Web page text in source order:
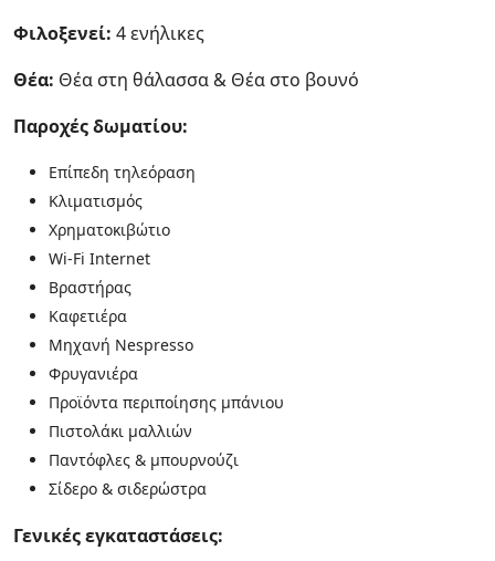
Φιλοξενεί: 4 ενήλικες
Θέα: Θέα στη θάλασσα & Θέα στο βουνό
Παροχές δωματίου:
Επίπεδη τηλεόραση
Κλιματισμός
Χρηματοκιβώτιο
Wi-Fi Internet
Βραστήρας
Καφετιέρα
Μηχανή Nespresso
Φρυγανιέρα
Προϊόντα περιποίησης μπάνιου
Πιστολάκι μαλλιών
Παντόφλες & μπουρνούζι
Σίδερο & σιδερώστρα
Γενικές εγκαταστάσεις: